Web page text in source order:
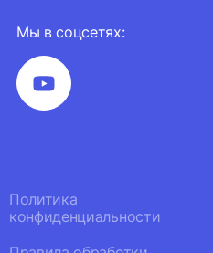
Мы в соцсетях:
Политика
конфиденциальности